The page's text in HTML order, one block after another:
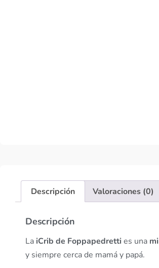
Descripción Valoraciones (0)
Descripción
La iCrib de Foppapedretties una
y siempre cerca de mamá y papá.